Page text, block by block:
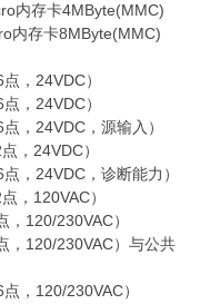
内存卡4MByte(MMC)
内存卡8MByte(MMC)
，24VDC）
，24VDC）
，24VDC，源输入）
，24VDC）
，24VDC，诊断能力）
，120VAC）
120/230VAC）
，120/230VAC）与公共
，120/230VAC）